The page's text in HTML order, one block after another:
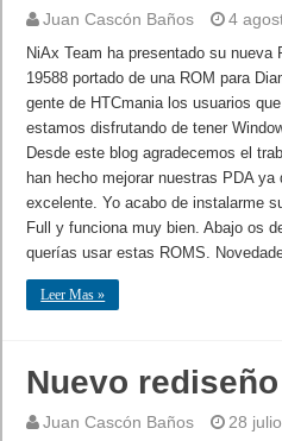
Juan Cascón Baños 4
NiAx Team ha presentado su nueva
19588 portado de una ROM para
gente de HTCmania los usuarios
estamos disfrutando de tener
Desde este blog agradecemos el
han hecho mejorar nuestras PDA
excelente. Yo acabo de instalarme
Full y funciona muy bien. Abajo os
querías usar estas ROMS.
Leer Mas »
Nuevo
Juan Cascón Baños 28